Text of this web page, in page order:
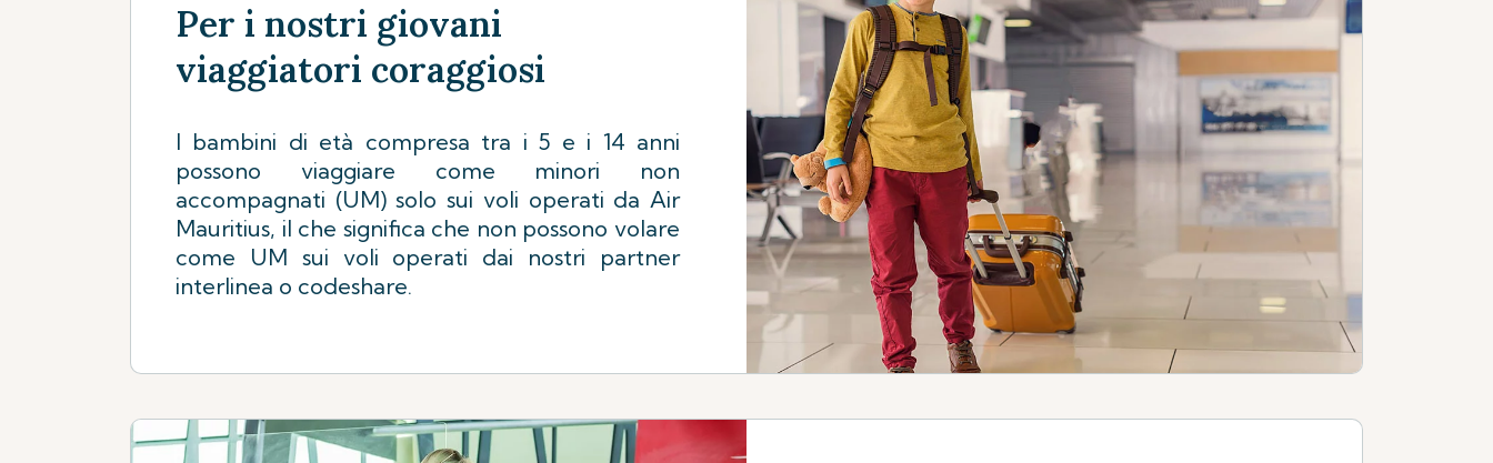
Per i nostri giovani
viaggiatori coraggiosi
I bambini di età compresa tra i 5 e i 14 anni
possono viaggiare come minori non
accompagnati (UM) solo sui voli operati da Air
Mauritius, il che significa che non possono volare
come UM sui voli operati dai nostri partner
interlinea o codeshare.